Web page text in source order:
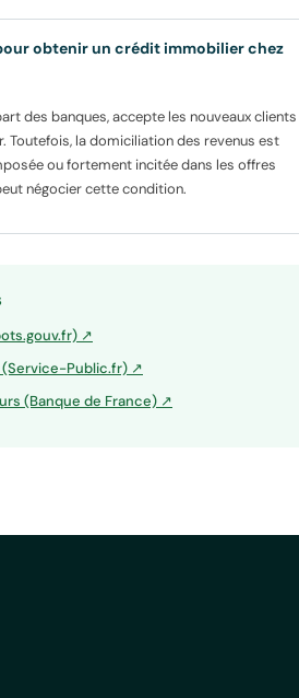
obtenir un crédit immobilier chez
des banques, accepte les nouveaux clients
Toutefois, la domiciliation des revenus est
ou fortement incitée dans les offres
négocier cette condition.
↗
Public.fr) ↗
(Banque de France) ↗